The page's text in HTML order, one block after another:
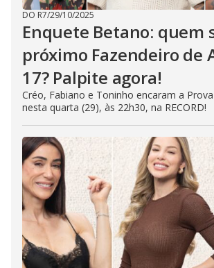
DO R7/29/10/2025
Enquete Betano: quem
próximo Fazendeiro de
17? Palpite agora!
Créo, Fabiano e Toninho encaram a
nesta quarta (29), às 22h30, na RECORD!